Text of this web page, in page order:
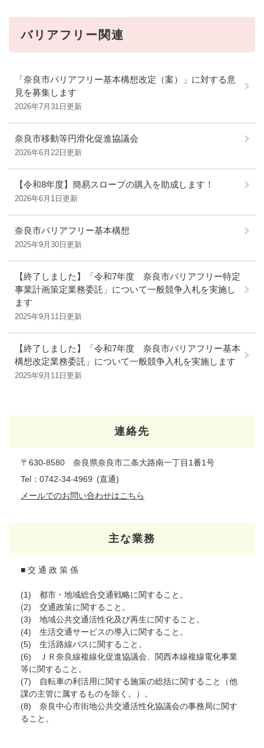
バリアフリー関連
「奈良市バリアフリー基本構想改定（案）」に対する意
見を募集します
2026年7月31日更新
奈良市移動等円滑化促進協議会
2026年6月22日更新
【令和8年度】簡易スロープの購入を助成します！
2026年6月1日更新
奈良市バリアフリー基本構想
2025年9月30日更新
【終了しました】「令和7年度 奈良市バリアフリー特定
事業計画策定業務委託」について一般競争入札を実施し
ます
2025年9月11日更新
【終了しました】「令和7年度 奈良市バリアフリー基本
構想改定業務委託」について一般競争入札を実施します
2025年9月11日更新
連絡先
〒630-8580 奈良県奈良市二条大路南一丁目1番1号
Tel：0742-34-4969
直通
メールでのお問い合わせはこちら
主な業務
■ 交 通 政 策 係
(1) 都市・地域総合交通戦略に関すること。
(2) 交通政策に関すること。
(3) 地域公共交通活性化及び再生に関すること。
(4) 生活交通サービスの導入に関すること。
(5) 生活路線バスに関すること。
(6) ＪＲ奈良線複線化促進協議会、関西本線複線電化事業
等に関すること。
(7) 自転車の利活用に関する施策の総括に関すること（他
課の主管に属するものを除く。）。
(8) 奈良中心市街地公共交通活性化協議会の事務局に関す
ること。